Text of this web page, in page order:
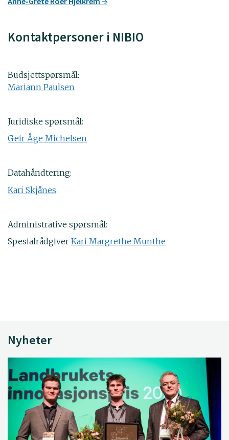
Kontaktpersoner i NIBIO
Budsjettspørsmål:
Mariann Paulsen
Juridiske spørsmål:
Geir Åge Michelsen
Datahåndtering:
Kari Skjånes
Administrative spørsmål:
Spesialrådgiver Kari Margrethe Munthe
Nyheter